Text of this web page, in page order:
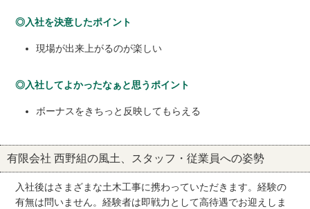
◎入社を決意したポイント
現場が出来上がるのが楽しい
◎入社してよかったなぁと思うポイント
ボーナスをきちっと反映してもらえる
有限会社 西野組の風土、スタッフ・従業員への姿勢
入社後はさまざまな土木工事に携わっていただきます。経験の
有無は問いません。経験者は即戦力として高待遇でお迎えしま